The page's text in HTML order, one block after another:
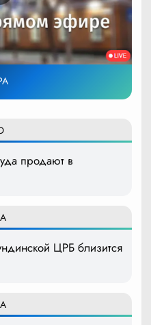
продают в
ЦРБ близится